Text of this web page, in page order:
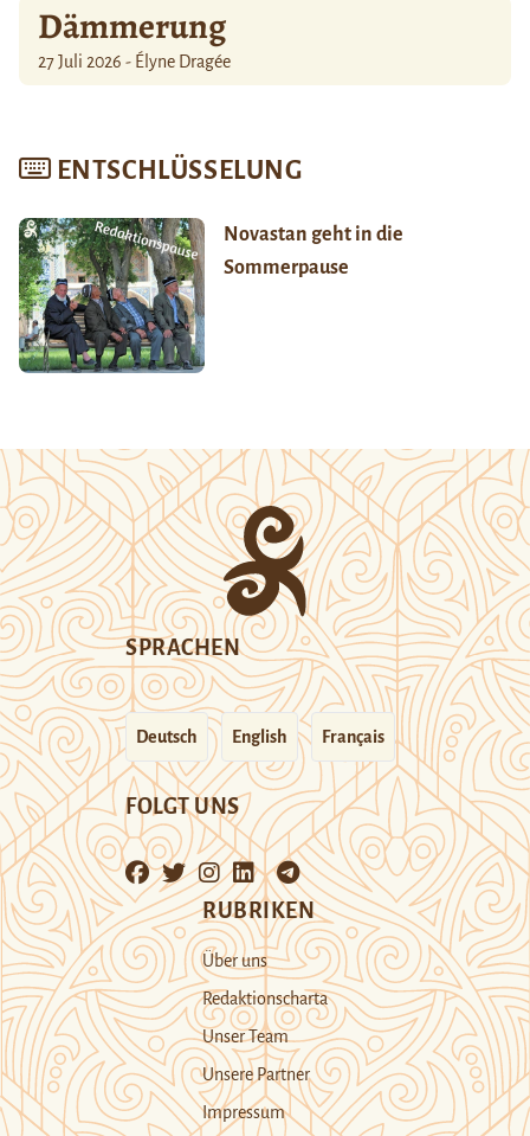
Dämmerung
27 Juli 2026 - Élyne Dragée
ENTSCHLÜSSELUNG
Novastan geht in die
Sommerpause
SPRACHEN
Deutsch English Français
FOLGT UNS
RUBRIKEN
Über uns
Redaktionscharta
Unser Team
Unsere Partner
Impressum